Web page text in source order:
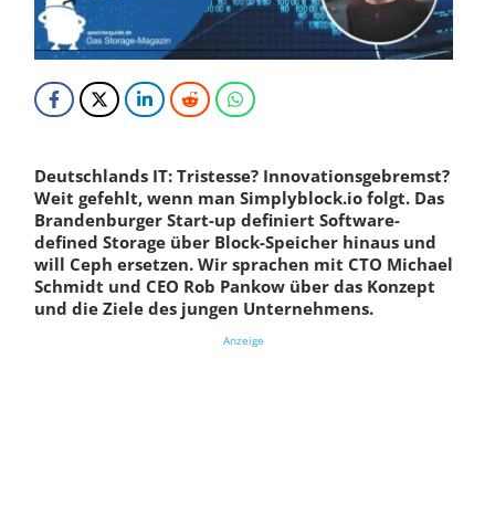
Deutschlands IT: Tristesse? Innovationsgebremst?
Weit gefehlt, wenn man Simplyblock.io folgt. Das
Brandenburger Start-up definiert Software-
defined Storage über Block-Speicher hinaus und
will Ceph ersetzen. Wir sprachen mit CTO Michael
Schmidt und CEO Rob Pankow über das Konzept
und die Ziele des jungen Unternehmens.
Anzeige